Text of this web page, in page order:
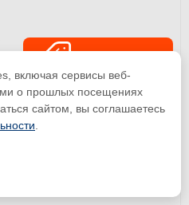
включая сервисы веб-
о прошлых посещениях
сайтом, вы соглашаетесь